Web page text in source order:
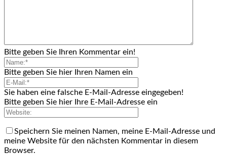
Bitte geben Sie Ihren Kommentar ein!
Bitte geben Sie hier Ihren Namen ein
Sie haben eine falsche E-Mail-Adresse eingegeben!
Bitte geben Sie hier Ihre E-Mail-Adresse ein
Speichern Sie meinen Namen, meine E-Mail-Adresse und
meine Website für den nächsten Kommentar in diesem
Browser.